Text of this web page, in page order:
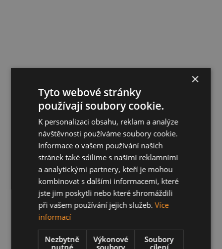
×
Tyto webové stránky
používají soubory cookie.
K personalizaci obsahu, reklam a analýze
návštěvnosti používáme soubory cookie.
Informace o vašem používání našich
stránek také sdílíme s našimi reklamními
a analytickými partnery, kteří je mohou
kombinovat s dalšími informacemi, které
jste jim poskytli nebo které shromáždili
při vašem používání jejich služeb.Více
informací
Nezbytně
nutné
Výkonové
soubory
Soubory
cílení